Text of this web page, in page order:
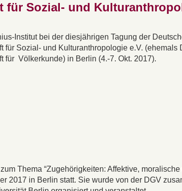
für Sozial- und
Institut bei der diesjährigen Tagung der
für Sozial- und Kulturanthropologie e.V. (ehemals
für Völkerkunde) in Berlin (4.-7. Okt. 2017).
Thema “Zugehörigkeiten: Affektive,
2017 in Berlin statt. Sie wurde von der DGV